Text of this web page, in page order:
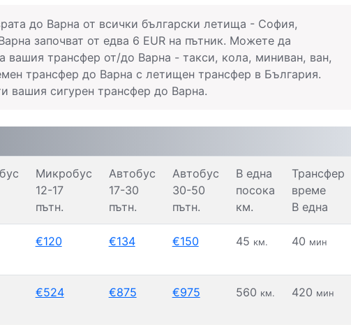
до Варна от всички български летища - София,
започват от едва 6 EUR на пътник. Можете да
вашия трансфер от/до Варна - такси, кола, миниван, ван,
трансфер до Варна с летищен трансфер в България.
вашия сигурен трансфер до Варна.
Микробус
12-17
пътн.
Автобус
17-30
пътн.
Автобус
30-50
пътн.
В една
посока
км.
Трансфер
време
В една
€120 €134 €150 45 км. 40 мин
€524 €875 €975 560 км. 420 мин